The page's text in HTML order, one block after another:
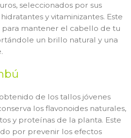
seleccionados por sus
y vitaminizantes. Este
para mantener el cabello de tu
un brillo natural y una
de los tallos jóvenes
los flavonoides naturales,
y proteínas de la planta. Este
por prevenir los efectos